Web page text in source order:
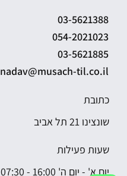
03-5621388
054-2021023
03-5621885
nadav@musach-til.co.il
כתובת
שונצינו 21 תל אביב
שעות פעילות
יום א' - יום ה' 16:00 - 07:30